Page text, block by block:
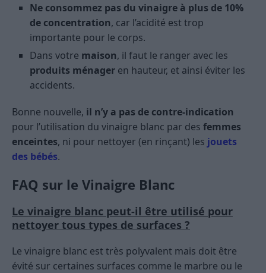
Ne consommez pas du vinaigre à plus de 10%
de concentration, car l’acidité est trop
importante pour le corps.
Dans votre maison, il faut le ranger avec les
produits ménager en hauteur, et ainsi éviter les
accidents.
Bonne nouvelle, il n’y a pas de contre-indication
pour l’utilisation du vinaigre blanc par des femmes
enceintes, ni pour nettoyer (en rinçant) les jouets
des bébés.
FAQ sur le Vinaigre Blanc
Le vinaigre blanc peut-il être utilisé pour
nettoyer tous types de surfaces ?
Le vinaigre blanc est très polyvalent mais doit être
évité sur certaines surfaces comme le marbre ou le